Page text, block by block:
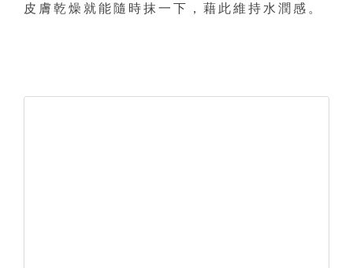
皮膚乾燥就能隨時抹一下，藉此維持水潤感。